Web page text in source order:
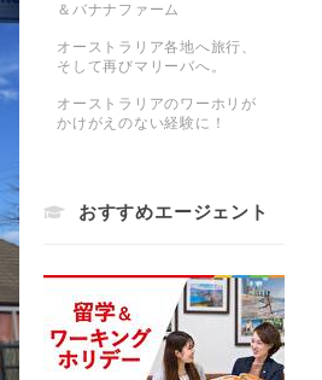
＆バナナファーム
オーストラリア各地へ旅行、
そして再びマリーバへ。
オーストラリアのワーホリが
かけがえのない経験に！
おすすめエージェント